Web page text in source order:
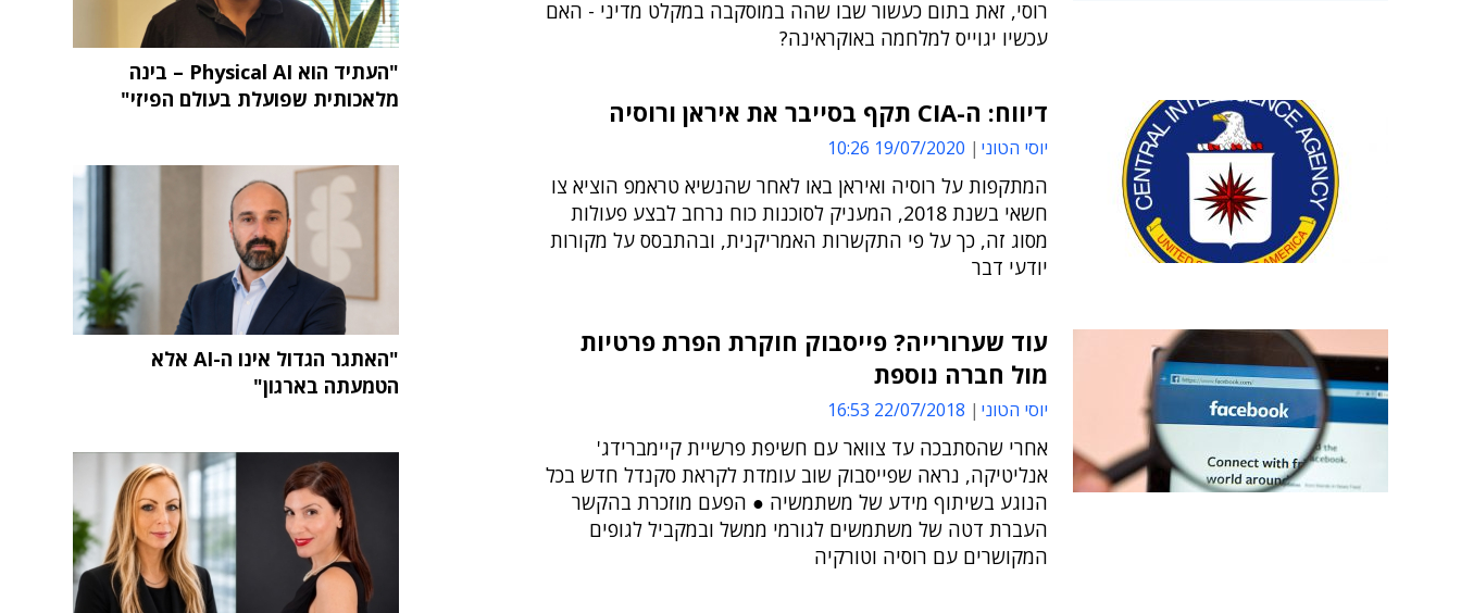
רוסי, זאת בתום כעשור שבו שהה במוסקבה במקלט מדיני - האם
עכשיו יגוייס למלחמה באוקראינה?
דיווח: ה-CIA תקף בסייבר את איראן ורוסיה
יוסי הטוני 19/07/2020 10:26
המתקפות על רוסיה ואיראן באו לאחר שהנשיא טראמפ הוציא צו
חשאי בשנת 2018, המעניק לסוכנות כוח נרחב לבצע פעולות
מסוג זה, כך על פי התקשרות האמריקנית, ובהתבסס על מקורות
יודעי דבר
עוד שערורייה? פייסבוק חוקרת הפרת פרטיות
מול חברה נוספת
יוסי הטוני 22/07/2018 16:53
אחרי שהסתבכה עד צוואר עם חשיפת פרשיית קיימברידג'
אנליטיקה, נראה שפייסבוק שוב עומדת לקראת סקנדל חדש בכל
הנוגע בשיתוף מידע של משתמשיה ● הפעם מוזכרת בהקשר
העברת דטה של משתמשים לגורמי ממשל ובמקביל לגופים
המקושרים עם רוסיה וטורקיה
"העתיד הוא Physical AI – בינה
מלאכותית שפועלת בעולם הפיזי"
"האתגר הגדול אינו ה-AI אלא
הטמעתה בארגון"